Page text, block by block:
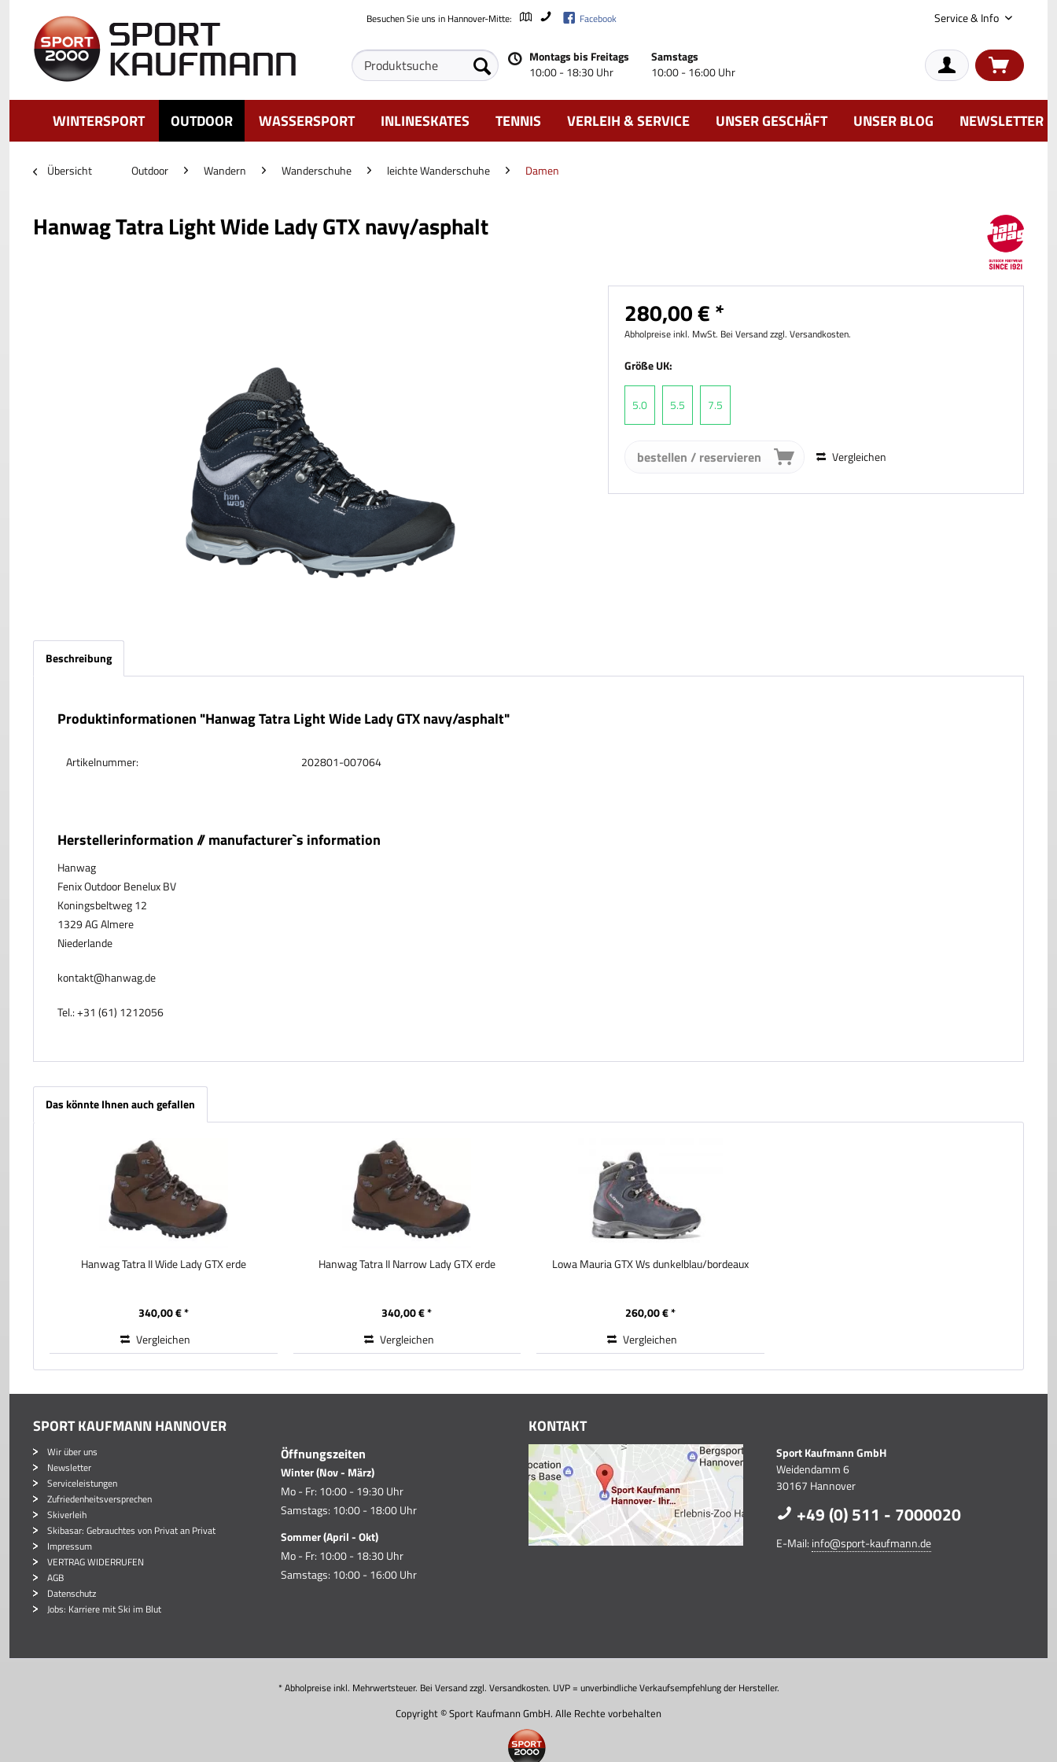
Besuchen Sie uns in Hannover-Mitte: Facebook Service & Info
Montags bis Freitags
10:00 - 18:30 Uhr
Samstags
10:00 - 16:00 Uhr
WINTERSPORT OUTDOOR WASSERSPORT INLINESKATES TENNIS VERLEIH & SERVICE UNSER GESCHÄFT UNSER BLOG NEWSLETTER
Übersicht Outdoor Wandern Wanderschuhe leichte Wanderschuhe Damen
Hanwag Tatra Light Wide Lady GTX navy/asphalt
280,00 € *
Abholpreise inkl. MwSt. Bei Versand zzgl. Versandkosten.
Größe UK:
5.0 5.5 7.5
bestellen / reservieren Vergleichen
Beschreibung
Produktinformationen "Hanwag Tatra Light Wide Lady GTX navy/asphalt"
Artikelnummer: 202801-007064
Herstellerinformation // manufacturer`s information
Hanwag
Fenix Outdoor Benelux BV
Koningsbeltweg 12
1329 AG Almere
Niederlande
kontakt@hanwag.de
Tel.: +31 (61) 1212056
Das könnte Ihnen auch gefallen
Hanwag Tatra II Wide Lady GTX erde
340,00 € *
Vergleichen
Hanwag Tatra II Narrow Lady GTX erde
340,00 € *
Vergleichen
Lowa Mauria GTX Ws dunkelblau/bordeaux
260,00 € *
Vergleichen
SPORT KAUFMANN HANNOVER
Wir über uns
Newsletter
Serviceleistungen
Zufriedenheitsversprechen
Skiverleih
Skibasar: Gebrauchtes von Privat an Privat
Impressum
VERTRAG WIDERRUFEN
AGB
Datenschutz
Jobs: Karriere mit Ski im Blut
Öffnungszeiten
Winter (Nov - März)
Mo - Fr: 10:00 - 19:30 Uhr
Samstags: 10:00 - 18:00 Uhr
Sommer (April - Okt)
Mo - Fr: 10:00 - 18:30 Uhr
Samstags: 10:00 - 16:00 Uhr
KONTAKT
Sport Kaufmann GmbH
Weidendamm 6
30167 Hannover
+49 (0) 511 - 7000020
E-Mail: info@sport-kaufmann.de
* Abholpreise inkl. Mehrwertsteuer. Bei Versand zzgl. Versandkosten. UVP = unverbindliche Verkaufsempfehlung der Hersteller.
Copyright © Sport Kaufmann GmbH. Alle Rechte vorbehalten